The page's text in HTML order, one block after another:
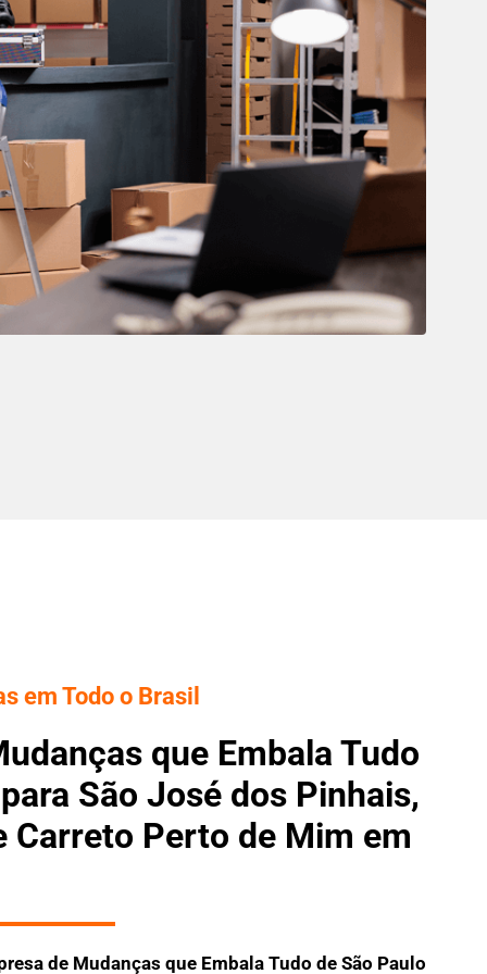
em Todo o Brasil
que Embala Tudo
São José dos Pinhais,
Carreto Perto de Mim em
de Mudanças que Embala Tudo de São Paulo